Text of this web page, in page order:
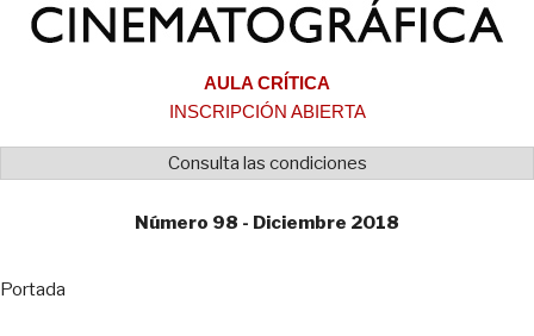
AULA CRÍTICA
INSCRIPCIÓN ABIERTA
Consulta las condiciones
Número 98 - Diciembre 2018
Portada